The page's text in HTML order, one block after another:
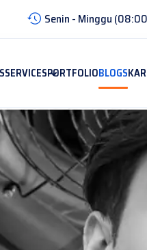
Senin - Minggu
SERVICESPORTFOLIOBLOGS